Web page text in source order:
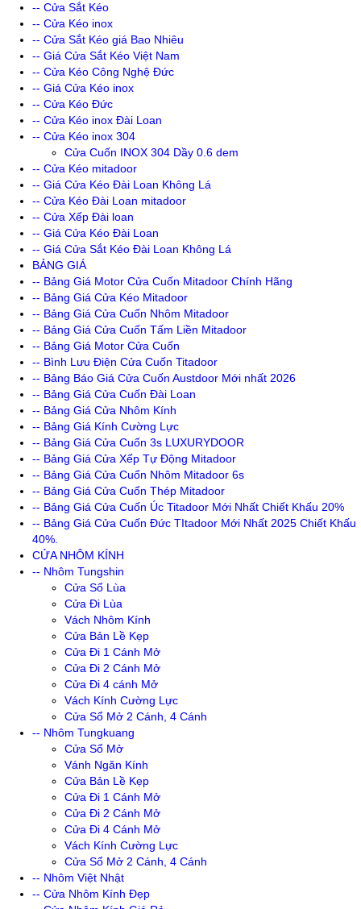
-- Cửa Sắt Kéo
-- Cửa Kéo inox
-- Cửa Sắt Kéo giá Bao Nhiêu
-- Giá Cửa Sắt Kéo Việt Nam
-- Cửa Kéo Công Nghệ Đức
-- Giá Cửa Kéo inox
-- Cửa Kéo Đức
-- Cửa Kéo inox Đài Loan
-- Cửa Kéo inox 304
Cửa Cuốn INOX 304 Dầy 0.6 dem
-- Cửa Kéo mitadoor
-- Giá Cửa Kéo Đài Loan Không Lá
-- Cửa Kéo Đài Loan mitadoor
-- Cửa Xếp Đài loan
-- Giá Cửa Kéo Đài Loan
-- Giá Cửa Sắt Kéo Đài Loan Không Lá
BẢNG GIÁ
-- Bảng Giá Motor Cửa Cuốn Mitadoor Chính Hãng
-- Bảng Giá Cửa Kéo Mitadoor
-- Bảng Giá Cửa Cuốn Nhôm Mitadoor
-- Bảng Giá Cửa Cuốn Tấm Liền Mitadoor
-- Bảng Giá Motor Cửa Cuốn
-- Bình Lưu Điện Cửa Cuốn Titadoor
-- Bảng Báo Giá Cửa Cuốn Austdoor Mới nhất 2026
-- Bảng Giá Cửa Cuốn Đài Loan
-- Bảng Giá Cửa Nhôm Kính
-- Bảng Giá Kính Cường Lực
-- Bảng Giá Cửa Cuốn 3s LUXURYDOOR
-- Bảng Giá Cửa Xếp Tự Động Mitadoor
-- Bảng Giá Cửa Cuốn Nhôm Mitadoor 6s
-- Bảng Giá Cửa Cuốn Thép Mitadoor
-- Bảng Giá Cửa Cuốn Úc Titadoor Mới Nhất Chiết Khấu 20%
-- Bảng Giá Cửa Cuốn Đức TItadoor Mới Nhất 2025 Chiết Khấu
40%.
CỬA NHÔM KÍNH
-- Nhôm Tungshin
Cửa Sổ Lùa
Cửa Đi Lùa
Vách Nhôm Kính
Cửa Bản Lề Kẹp
Cửa Đi 1 Cánh Mở
Cửa Đi 2 Cánh Mở
Cửa Đi 4 cánh Mở
Vách Kính Cường Lực
Cửa Sổ Mở 2 Cánh, 4 Cánh
-- Nhôm Tungkuang
Cửa Sổ Mở
Vánh Ngăn Kính
Cửa Bản Lề Kẹp
Cửa Đi 1 Cánh Mở
Cửa Đi 2 Cánh Mở
Cửa Đi 4 Cánh Mở
Vách Kính Cường Lực
Cửa Sổ Mở 2 Cánh, 4 Cánh
-- Nhôm Việt Nhật
-- Cửa Nhôm Kính Đẹp